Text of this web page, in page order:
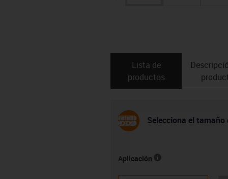
Lista de
productos
Selecciona el
Aplicación